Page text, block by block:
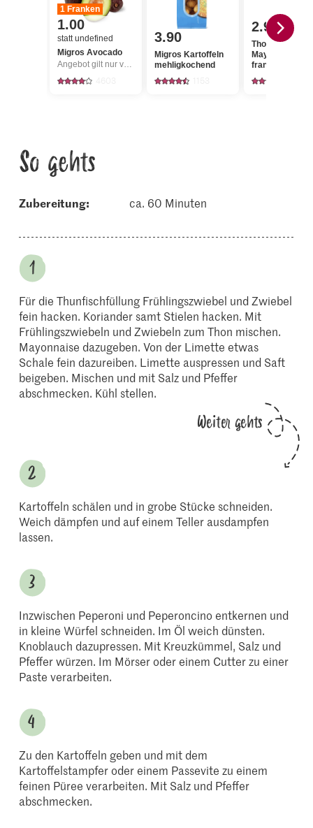
1 Franken
1.00
statt undefined
Migros Avocado
Angebot gilt nur vom 6.8. bis 12.8.2026, solange Vorrat.
3.90
Migros Kartoffeln
mehligkochend
2.95
Thomy
Mayonnaise à
française
So gehts
Zubereitung: ca. 60 Minuten
Für die Thunfischfüllung Frühlingszwiebel und Zwiebel
fein hacken. Koriander samt Stielen hacken. Mit
Frühlingszwiebeln und Zwiebeln zum Thon mischen.
Mayonnaise dazugeben. Von der Limette etwas
Schale fein dazureiben. Limette auspressen und Saft
beigeben. Mischen und mit Salz und Pfeffer
abschmecken. Kühl stellen.
Weiter gehts
Kartoffeln schälen und in grobe Stücke schneiden.
Weich dämpfen und auf einem Teller ausdampfen
lassen.
Inzwischen Peperoni und Peperoncino entkernen und
in kleine Würfel schneiden. Im Öl weich dünsten.
Knoblauch dazupressen. Mit Kreuzkümmel, Salz und
Pfeffer würzen. Im Mörser oder einem Cutter zu einer
Paste verarbeiten.
Zu den Kartoffeln geben und mit dem
Kartoffelstampfer oder einem Passevite zu einem
feinen Püree verarbeiten. Mit Salz und Pfeffer
abschmecken.